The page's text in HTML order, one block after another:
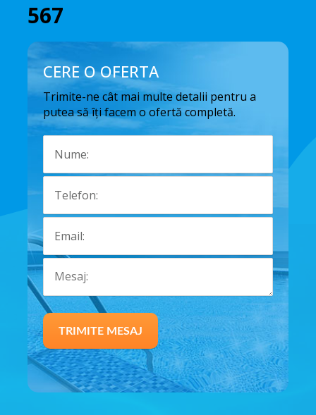
567
CERE O OFERTA
Trimite-ne cât mai multe detalii pentru a
putea să îți facem o ofertă completă.